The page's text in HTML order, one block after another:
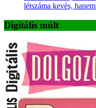
létszáma kevés,
Digitális múlt